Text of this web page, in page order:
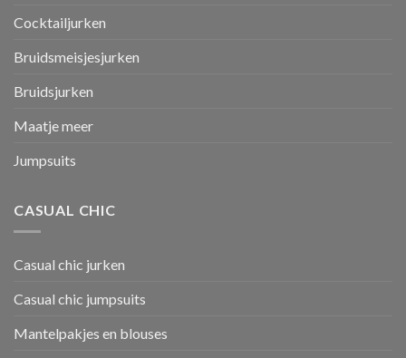
Cocktailjurken
Bruidsmeisjesjurken
Bruidsjurken
Maatje meer
Jumpsuits
CASUAL CHIC
Casual chic jurken
Casual chic jumpsuits
Mantelpakjes en blouses